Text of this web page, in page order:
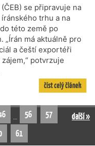
se připravuje na
trhu a na
této země po
„Írán má aktuálně pro
a čeští exportéři
potvrzuje
číst celý článek
… 56
57
61
další »